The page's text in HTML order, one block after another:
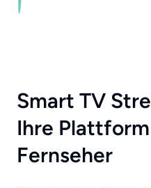
Smart TV
Ihre
Fernseher